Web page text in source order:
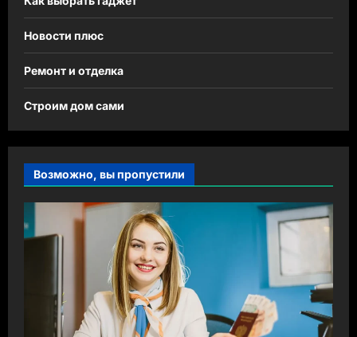
Новости плюс
Ремонт и отделка
Строим дом сами
Возможно, вы пропустили